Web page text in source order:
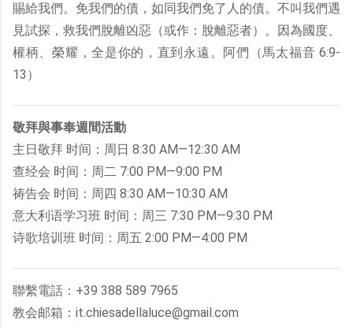
賜給我們。免我們的債，如同我們免了人的債。不叫我們遇
見試探，救我們脫離凶惡（或作：脫離惡者）。因為國度、
權柄、榮耀，全是你的，直到永遠。阿們（馬太福音 6:9-
13）
敬拜與事奉週間活動
主日敬拜 时间：周日 8:30 AM—12:30 AM
查经会 时间：周二 7:00 PM—9:00 PM
祷告会 时间：周四 8:30 AM—10:30 AM
意大利语学习班 时间：周三 7:30 PM—9:30 PM
诗歌培训班 时间：周五 2:00 PM—4:00 PM
聯繫電話：+39 388 589 7965
教会邮箱：it.chiesadellaluce@gmail.com